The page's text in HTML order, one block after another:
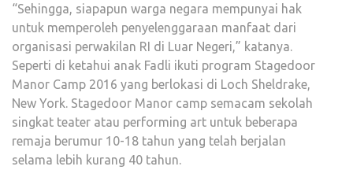
“Sehingga, siapapun warga negara mempunyai hak
untuk memperoleh penyelenggaraan manfaat dari
organisasi perwakilan RI di Luar Negeri,” katanya.
Seperti di ketahui anak Fadli ikuti program Stagedoor
Manor Camp 2016 yang berlokasi di Loch Sheldrake,
New York. Stagedoor Manor camp semacam sekolah
singkat teater atau performing art untuk beberapa
remaja berumur 10-18 tahun yang telah berjalan
selama lebih kurang 40 tahun.